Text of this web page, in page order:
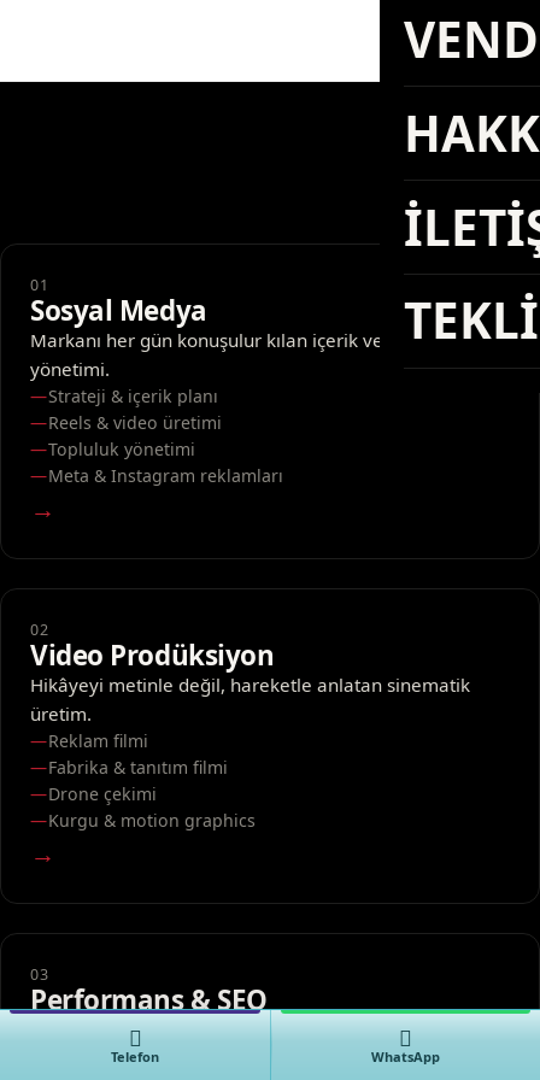
TR/ EN
01
Sosyal Medya
Markanı her gün konuşulur kılan içerik ve topluluk
yönetimi.
Strateji & içerik planı
Reels & video üretimi
Topluluk yönetimi
Meta & Instagram reklamları
→
02
Video Prodüksiyon
Hikâyeyi metinle değil, hareketle anlatan sinematik
üretim.
Reklam filmi
Fabrika & tanıtım filmi
Drone çekimi
Kurgu & motion graphics
→
03
Performans & SEO
Görünürlüğü ölçülebilir büyümeye çeviren dijital
pazarlama.Telefon WhatsApp